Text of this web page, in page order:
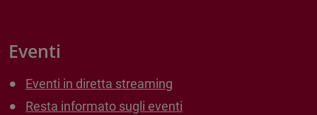
Eventi
Eventi in diretta streaming
Resta informato sugli eventi